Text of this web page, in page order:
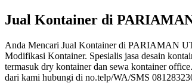
Jual Kontainer di
Anda Mencari Jual Kontainer di PARIAMAN
Modifikasi Kontainer. Spesialis jasa desain
termasuk dry kontainer dan sewa kontainer
dari kami hubungi di no.telp/WA/SMS